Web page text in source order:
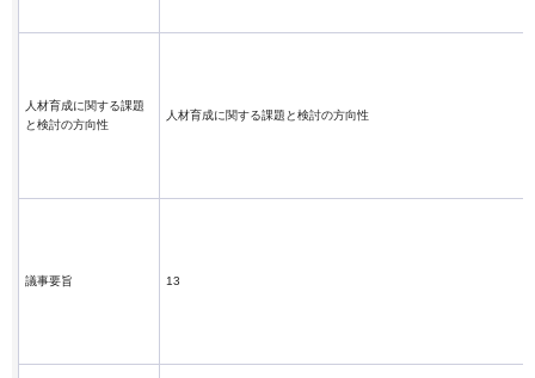
人材育成に関する課題
と検討の方向性
人材育成に関する課題と検討の方向性
議事要旨 13